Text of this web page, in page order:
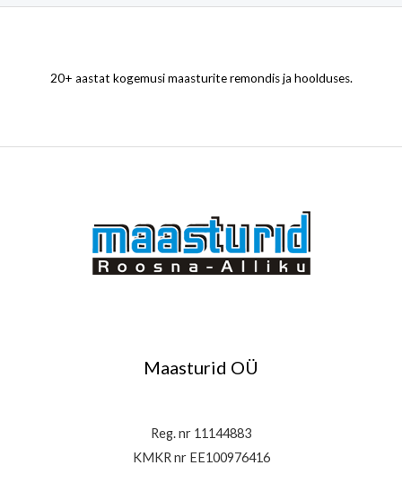
20+ aastat kogemusi maasturite remondis ja hoolduses.
Maasturid OÜ
Reg. nr 11144883
KMKR nr EE100976416